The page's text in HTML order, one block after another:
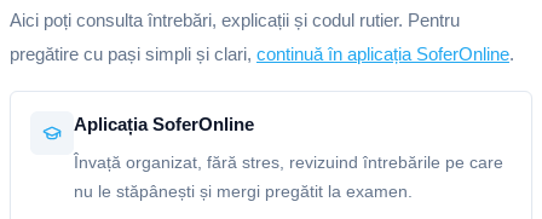
Aici poți consulta întrebări, explicații și codul rutier. Pentru
pregătire cu pași simpli și clari, continuă în aplicația SoferOnline.
Aplicația SoferOnline
Învață organizat, fără stres, revizuind întrebările pe care
nu le stăpânești și mergi pregătit la examen.